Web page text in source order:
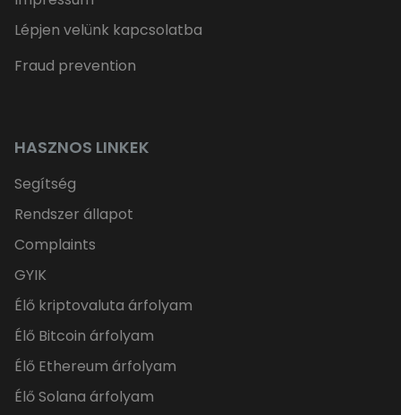
Lépjen velünk kapcsolatba
Fraud prevention
HASZNOS LINKEK
Segítség
Rendszer állapot
Complaints
GYIK
Élő kriptovaluta árfolyam
Élő Bitcoin árfolyam
Élő Ethereum árfolyam
Élő Solana árfolyam